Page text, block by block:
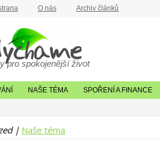
O nás Archiv článků
pro spokojenější život
NAŠE TÉMA SPOŘENÍ A FINANCE
| Naše téma